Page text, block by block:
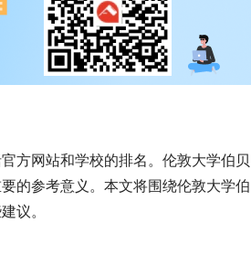
方网站和学校的排名。伦敦大学伯贝
的参考意义。本文将围绕伦敦大学伯
议。